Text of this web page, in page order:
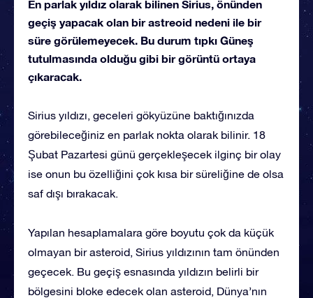
En parlak yıldız olarak bilinen Sirius, önünden
geçiş yapacak olan bir astreoid nedeni ile bir
süre görülemeyecek. Bu durum tıpkı Güneş
tutulmasında olduğu gibi bir görüntü ortaya
çıkaracak.
Sirius yıldızı, geceleri gökyüzüne baktığınızda
görebileceğiniz en parlak nokta olarak bilinir. 18
Şubat Pazartesi günü gerçekleşecek ilginç bir olay
ise onun bu özelliğini çok kısa bir süreliğine de olsa
saf dışı bırakacak.
Yapılan hesaplamalara göre boyutu çok da küçük
olmayan bir asteroid, Sirius yıldızının tam önünden
geçecek. Bu geçiş esnasında yıldızın belirli bir
bölgesini bloke edecek olan asteroid, Dünya’nın